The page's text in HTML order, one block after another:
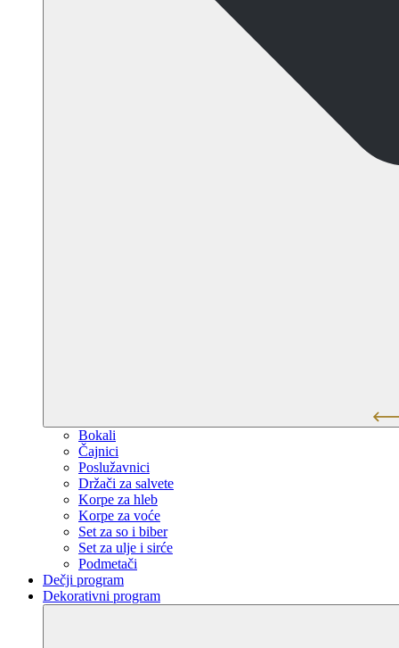
Bokali
Čajnici
Poslužavnici
Držači za salvete
Korpe za hleb
Korpe za voće
Set za so i biber
Set za ulje i sirće
Podmetači
Dečji program
Dekorativni program